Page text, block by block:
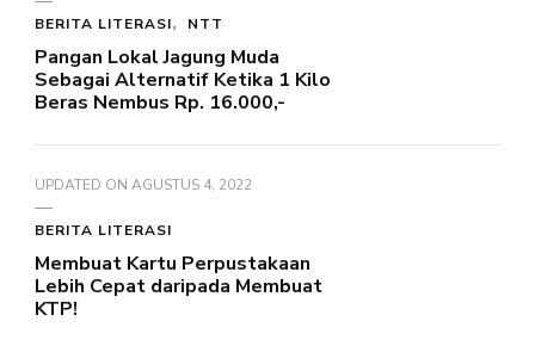
BERITA LITERASI NTT
Pangan Lokal Jagung Muda
Sebagai Alternatif Ketika 1 Kilo
Beras Nembus Rp. 16.000,-
UPDATED ON AGUSTUS 4, 2022
BERITA LITERASI
Membuat Kartu Perpustakaan
Lebih Cepat daripada Membuat
KTP!